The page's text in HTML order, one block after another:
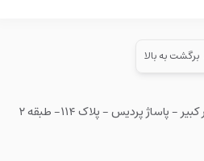
برگشت به بالا
سه راه امین حضور - خیابان امیر کبیر - پاساژ پردیس - پلاک ۱۱۴- طبقه ۲